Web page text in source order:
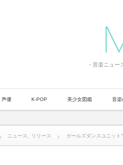
- 音楽ニュー
声優 K-POP 美少女図鑑 音楽
ニュース リリース ガールズダンスユニット